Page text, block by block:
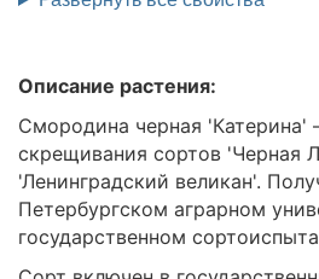
Описание растения:
Смородина черная 'Катерина'
скрещивания сортов 'Черная
'Ленинградский великан'.
Петербургском аграрном
государственном